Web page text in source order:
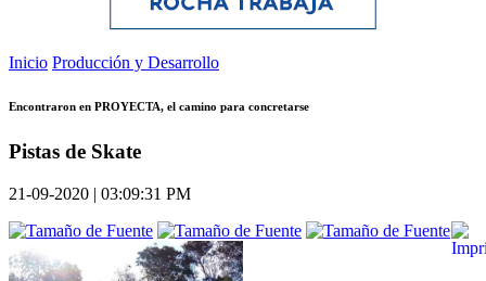
Inicio Producción y Desarrollo
Encontraron en PROYECTA, el camino para concretarse
Pistas de Skate
21-09-2020 | 03:09:31 PM